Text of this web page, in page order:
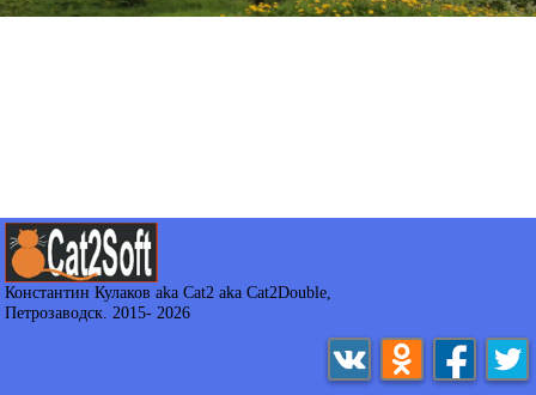
Константин Кулаков aka Cat2 aka Cat2Double
Петрозаводск. 2015- 2026